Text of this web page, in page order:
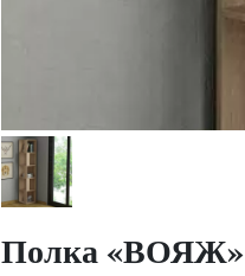
Полка «ВОЯЖ»